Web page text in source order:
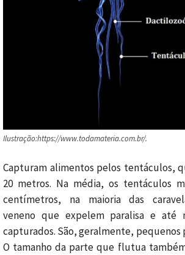
Ilustração:https://www.todamateria.com.br/.
Capturam alimentos pelos tentáculos,
20 metros. Na média, os tentáculos
centímetros, na maioria das
veneno que expelem paralisa e até
capturados. São, geralmente, pequenos
O tamanho da parte que flutua